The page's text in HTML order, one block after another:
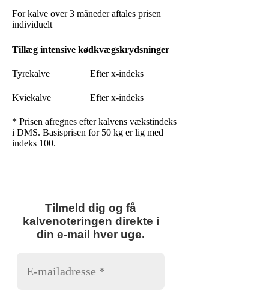
For kalve over 3 måneder aftales prisen
individuelt
Tillæg intensive kødkvægskrydsninger
Tyrekalve Efter x-indeks
Kviekalve Efter x-indeks
* Prisen afregnes efter kalvens vækstindeks
i DMS. Basisprisen for 50 kg er lig med
indeks 100.
Tilmeld dig og få
kalvenoteringen direkte i
din e-mail hver uge.